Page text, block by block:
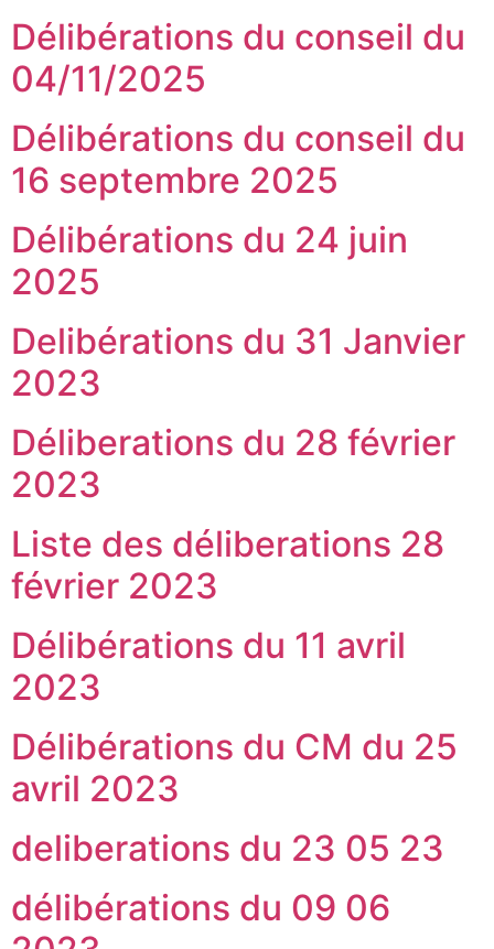
Délibérations du conseil du
04/11/2025
Délibérations du conseil du
16 septembre 2025
Délibérations du 24 juin
2025
Delibérations du 31 Janvier
2023
Déliberations du 28 février
2023
Liste des déliberations 28
février 2023
Délibérations du 11 avril
2023
Délibérations du CM du 25
avril 2023
deliberations du 23 05 23
délibérations du 09 06